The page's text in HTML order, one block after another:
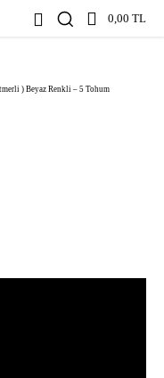
0,00 TL
) Beyaz Renkli – 5 Tohum